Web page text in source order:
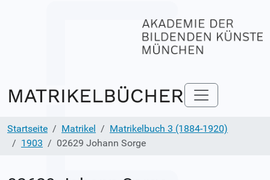
Startseite Matrikel
Matrikelbuch 3 (1884-1920)
1903
02629 Johann Sorge